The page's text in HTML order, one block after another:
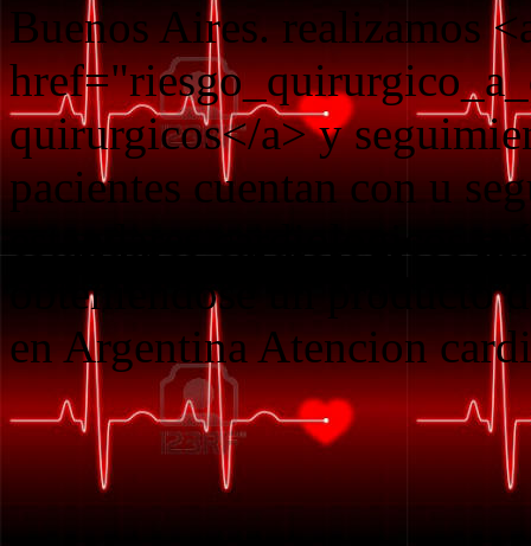
Buenos Aires. realizamos
quirurgicos</a> y
pacientes cuentan con u
obteniendose un producto
en Argentina Atencion